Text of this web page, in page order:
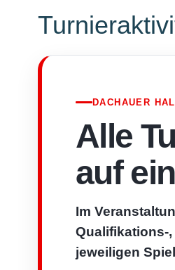
DACHAUER
Alle
auf
Im
Qualifikations-
jeweiligen